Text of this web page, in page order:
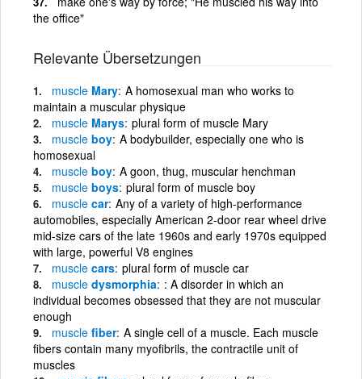
the office"
Relevante Übersetzungen
muscle Mary A homosexual man who works to
maintain a muscular physique
muscle Marys plural form of muscle Mary
muscle boy A bodybuilder, especially one who is
homosexual
muscle boy A goon, thug, muscular henchman
muscle boys plural form of muscle boy
muscle car Any of a variety of high-performance
automobiles, especially American 2-door rear wheel drive
mid-size cars of the late 1960s and early 1970s equipped
with large, powerful V8 engines
muscle cars plural form of muscle car
muscle dysmorphia : A disorder in which an
individual becomes obsessed that they are not muscular
enough
muscle fiber A single cell of a muscle. Each muscle
fibers contain many myofibrils, the contractile unit of
muscles